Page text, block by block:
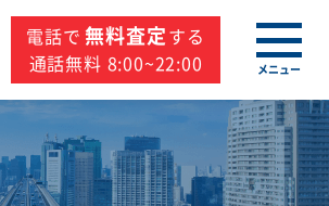
電話で 無料査定する
通話無料 8:00~22:00
メニュー